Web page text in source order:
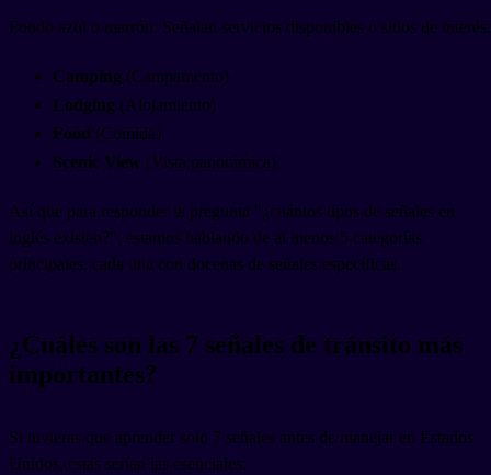
Fondo azul o marrón. Señalan servicios disponibles o sitios de interés:
Camping (Campamento)
Lodging (Alojamiento)
Food (Comida)
Scenic View (Vista panorámica)
Así que para responder la pregunta "¿cuántos tipos de señales en
inglés existen?", estamos hablando de al menos 5 categorías
principales, cada una con docenas de señales específicas.
¿Cuáles son las 7 señales de tránsito más
importantes?
Si tuvieras que aprender solo 7 señales antes de manejar en Estados
Unidos, estas serían las esenciales: